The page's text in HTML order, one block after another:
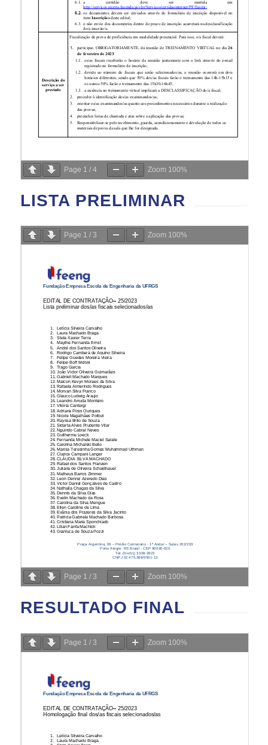
Page 1 / 4 Zoom 100%
LISTA PRELIMINAR
Page 1 / 3 Zoom 100%
Page 1 / 3 Zoom 100%
RESULTADO FINAL
Page 1 / 3 Zoom 100%